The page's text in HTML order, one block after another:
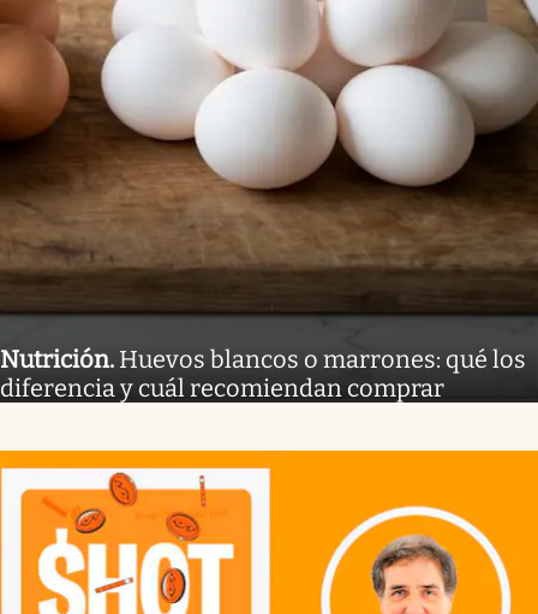
Nutrición. Huevos blancos o marrones: qué los
diferencia y cuál recomiendan comprar